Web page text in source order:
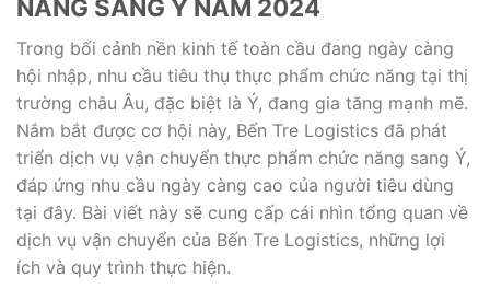
NĂNG SANG Ý NĂM 2024
Trong bối cảnh nền kinh tế toàn cầu đang ngày càng
hội nhập, nhu cầu tiêu thụ thực phẩm chức năng tại thị
trường châu Âu, đặc biệt là Ý, đang gia tăng mạnh mẽ.
Nắm bắt được cơ hội này, Bến Tre Logistics đã phát
triển dịch vụ vận chuyển thực phẩm chức năng sang Ý,
đáp ứng nhu cầu ngày càng cao của người tiêu dùng
tại đây. Bài viết này sẽ cung cấp cái nhìn tổng quan về
dịch vụ vận chuyển của Bến Tre Logistics, những lợi
ích và quy trình thực hiện.